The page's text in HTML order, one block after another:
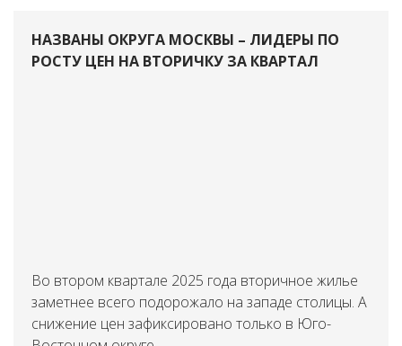
НАЗВАНЫ ОКРУГА МОСКВЫ – ЛИДЕРЫ ПО
РОСТУ ЦЕН НА ВТОРИЧКУ ЗА КВАРТАЛ
Во втором квартале 2025 года вторичное жилье
заметнее всего подорожало на западе столицы. А
снижение цен зафиксировано только в Юго-